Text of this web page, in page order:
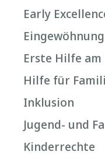
Early
Eingewöhnung
Erste Hilfe am
Hilfe für
Inklusion
Jugend- und
Kinderrechte